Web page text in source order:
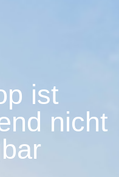
ist
nicht